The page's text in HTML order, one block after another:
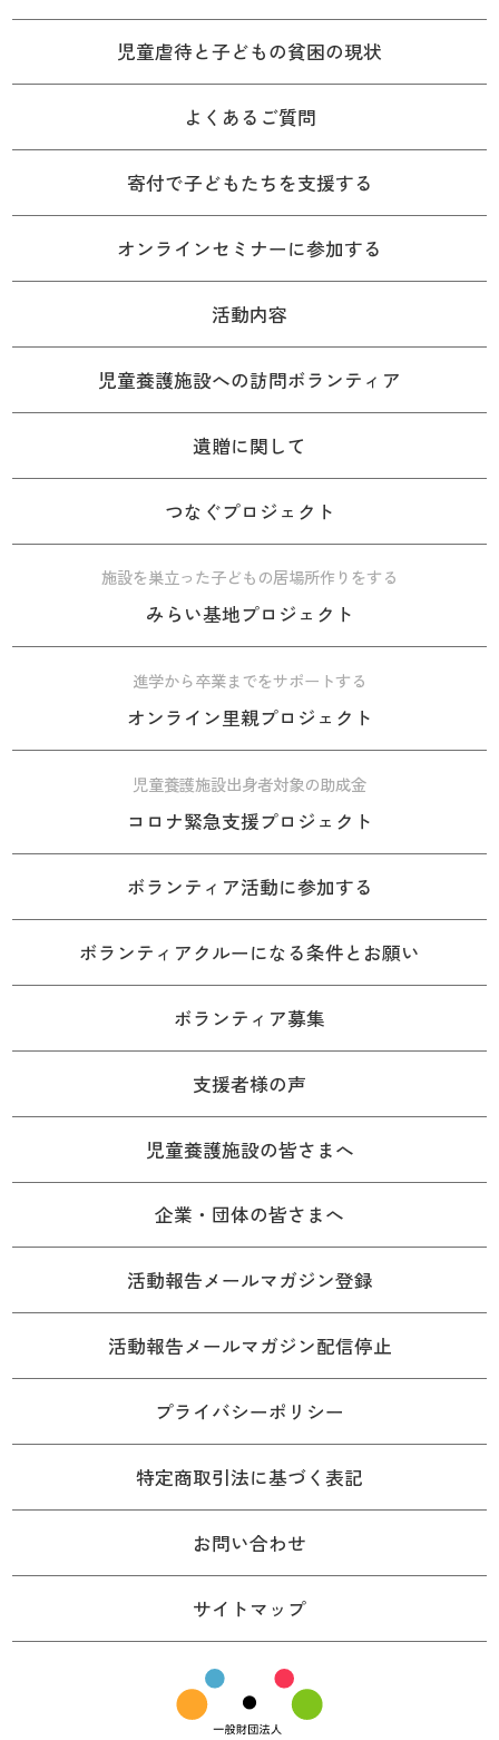
児童虐待と子どもの貧困の現状
よくあるご質問
寄付で子どもたちを支援する
オンラインセミナーに参加する
活動内容
児童養護施設への訪問ボランティア
遺贈に関して
つなぐプロジェクト
施設を巣立った子どもの居場所作りをする
みらい基地プロジェクト
進学から卒業までをサポートする
オンライン里親プロジェクト
児童養護施設出身者対象の助成金
コロナ緊急支援プロジェクト
ボランティア活動に参加する
ボランティアクルーになる条件とお願い
ボランティア募集
支援者様の声
児童養護施設の皆さまへ
企業・団体の皆さまへ
活動報告メールマガジン登録
活動報告メールマガジン配信停止
プライバシーポリシー
特定商取引法に基づく表記
お問い合わせ
サイトマップ